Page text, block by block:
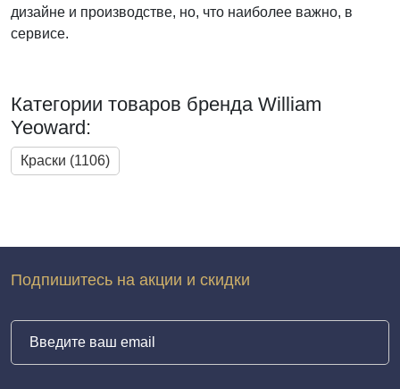
дизайне и производстве, но, что наиболее важно, в
сервисе.
Категории товаров бренда William
Yeoward:
Краски (1106)
Подпишитесь на акции и скидки